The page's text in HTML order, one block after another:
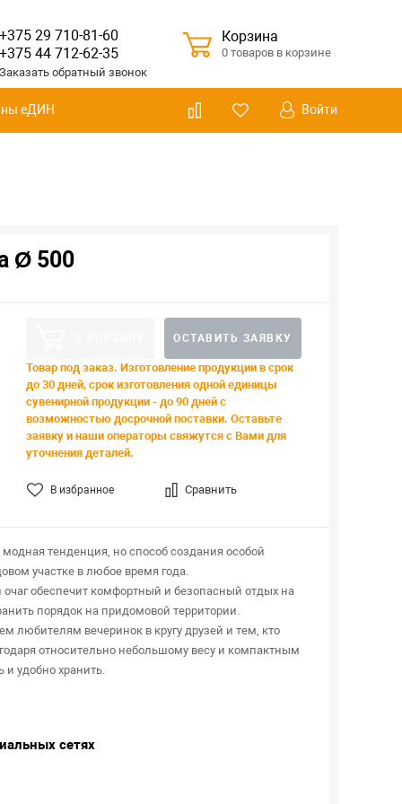
+375 29 710-81-60
+375 44 712-62-35
Заказать обратный звонок
Корзина
0 товаров в корзине
еДИН Войти
Ø 500
ОСТАВИТЬ ЗАЯВКУ
Товар под заказ. Изготовление продукции в срок
до 30 дней, срок изготовления одной единицы
сувенирной продукции - до 90 дней с
возможностью досрочной поставки. Оставьте
заявку и наши операторы свяжутся с Вами для
уточнения деталей.
В избранное Сравнить
модная тенденция, но способ создания особой
участке в любое время года.
обеспечит комфортный и безопасный отдых на
порядок на придомовой территории.
любителям вечеринок в кругу друзей и тем, кто
относительно небольшому весу и компактным
удобно хранить.
сетях